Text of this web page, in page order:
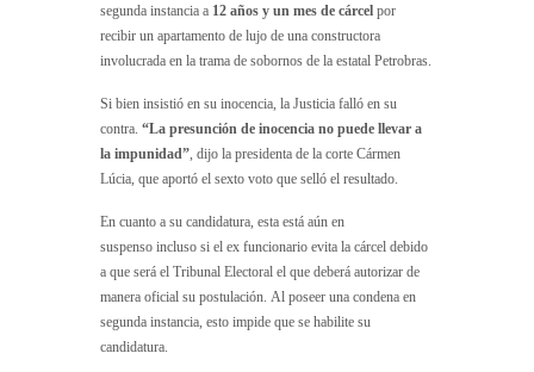
segunda instancia a 12 años y un mes de cárcel por
recibir un apartamento de lujo de una constructora
involucrada en la trama de sobornos de la estatal Petrobras.
Si bien insistió en su inocencia, la Justicia falló en su
contra. “La presunción de inocencia no puede llevar a
la impunidad” , dijo la presidenta de la corte Cármen
Lúcia, que aportó el sexto voto que selló el resultado.
En cuanto a su candidatura, esta está aún en
suspenso incluso si el ex funcionario evita la cárcel debido
a que será el Tribunal Electoral el que deberá autorizar de
manera oficial su postulación. Al poseer una condena en
segunda instancia, esto impide que se habilite su
candidatura.